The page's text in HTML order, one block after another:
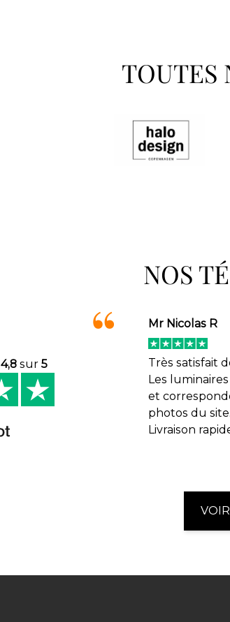
TOUTES
NOS
4,8sur 5
Mr Nicolas R
Très satisfait
Les
et
photos du site.
Livraison